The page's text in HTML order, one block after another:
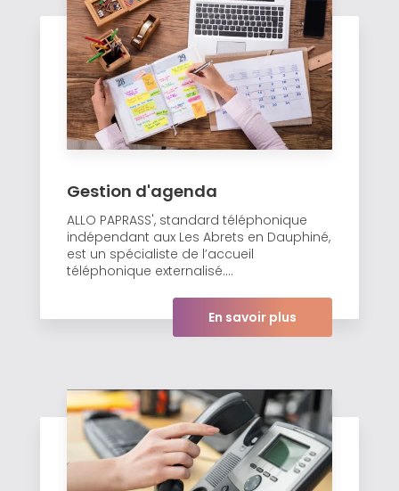
Gestion d'agenda
ALLO PAPRASS', standard téléphonique
indépendant aux Les Abrets en Dauphiné,
est un spécialiste de l’accueil
téléphonique externalisé....
En savoir plus